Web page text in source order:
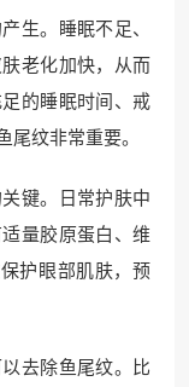
生。睡眠不足、
老化加快，从而
的睡眠时间、戒
纹非常重要。
键。日常护肤中
量胶原蛋白、维
护眼部肌肤，预
去除鱼尾纹。比